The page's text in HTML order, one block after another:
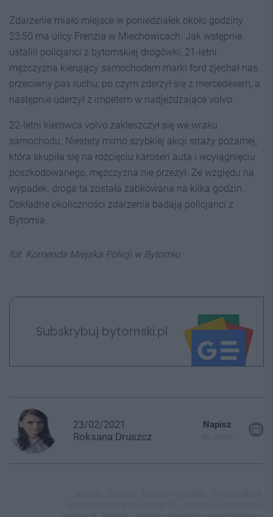
Zdarzenie miało miejsce w poniedziałek około godziny
23:50 ma ulicy Frenzla w Miechowicach. Jak wstępnie
ustalili policjanci z bytomskiej drogówki, 21-letni
mężczyzna kierujący samochodem marki ford zjechał nas
przeciwny pas ruchu, po czym zderzył się z mercedesem, a
następnie uderzył z impetem w nadjeżdżające volvo.
22-letni kierowca volvo zakleszczył się we wraku
samochodu. Niestety mimo szybkiej akcji straży pożarnej,
która skupiła się na rozcięciu karoseri auta i wcyiągnięciu
poszkodowanego, mężczyzna nie przeżył. Ze względu na
wypadek, droga ta została zabkowana na kilka godzin.
Dokładne okoliczności zdarzenia badają policjanci z
Bytomia.
fot. Komenda Miejska Policji w Bytomiu
Subskrybuj bytomski.pl
23/02/2021
Roksana Druszcz
Napisz